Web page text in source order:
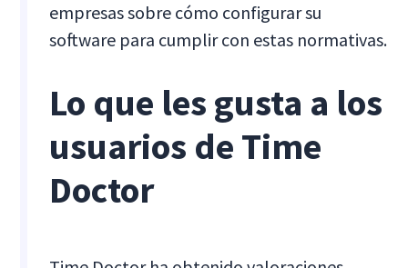
empresas sobre cómo configurar su
software para cumplir con estas normativas.
Lo que les gusta a los
usuarios de Time
Doctor